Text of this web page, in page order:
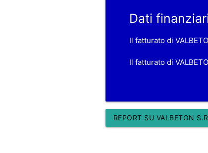
Dati
Il fatturato di
Il fatturato di
REPORT SU VALBETON